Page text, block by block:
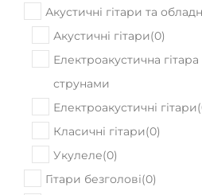
Акустичні гітари та
Акустичні гітари(0)
Електроакустична
струнами
Електроакустичні гітари(
Класичні гітари(0)
Укулеле(0)
Гітари безголові(0)